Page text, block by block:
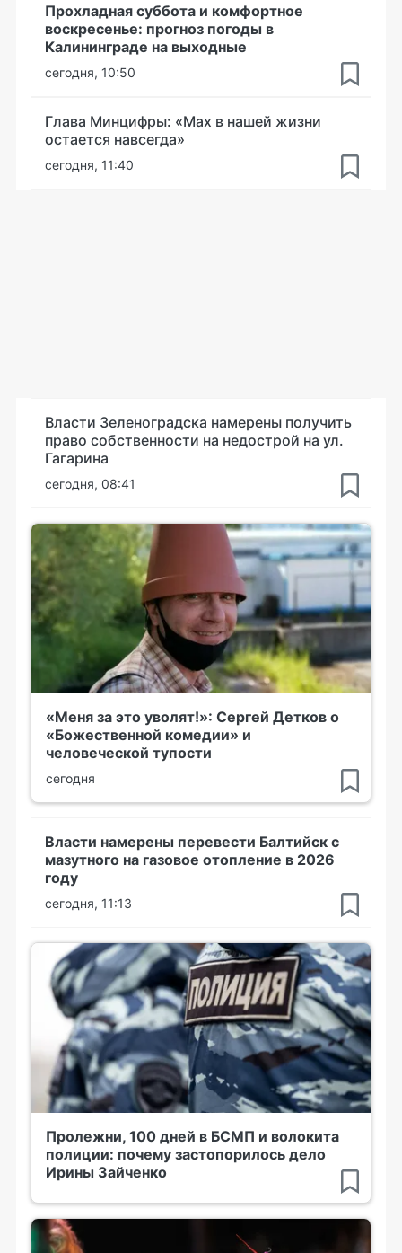
Прохладная суббота и комфортное
воскресенье: прогноз погоды в
Калининграде на выходные
сегодня, 10:50
Глава Минцифры: «Мах в нашей жизни
остается навсегда»
сегодня, 11:40
Власти Зеленоградска намерены получить
право собственности на недострой на ул.
Гагарина
сегодня, 08:41
«Меня за это уволят!»: Сергей Детков о
«Божественной комедии» и
человеческой тупости
сегодня
Власти намерены перевести Балтийск с
мазутного на газовое отопление в 2026
году
сегодня, 11:13
Пролежни, 100 дней в БСМП и волокита
полиции: почему застопорилось дело
Ирины Зайченко